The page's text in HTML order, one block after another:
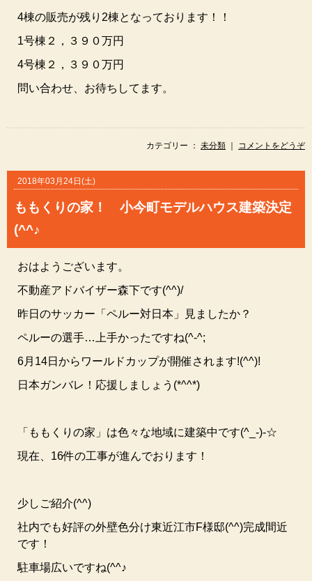
4棟の販売が残り2棟となっております！！
1号棟２，３９０万円
4号棟２，３９０万円
問い合わせ、お待ちしてます。
カテゴリー ： 未分類 ｜ コメントをどうぞ
2018年03月24日(土)
ももくりの家！ 小今町モデルハウス建築決定
(^^♪
おはようございます。
不動産アドバイザー森下です(^^)/
昨日のサッカー「ペルー対日本」見ましたか？
ペルーの選手…上手かったですね(^-^;
6月14日からワールドカップが開催されます!(^^)!
日本ガンバレ！応援しましょう(*^^*)
「ももくりの家」は色々な地域に建築中です(^_-)-☆
現在、16件の工事が進んでおります！
少しご紹介(^^)
社内でも好評の外壁色分け東近江市F様邸(^^)完成間近
です！
駐車場広いですね(^^♪